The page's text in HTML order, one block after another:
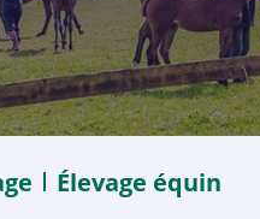
Élevage équin